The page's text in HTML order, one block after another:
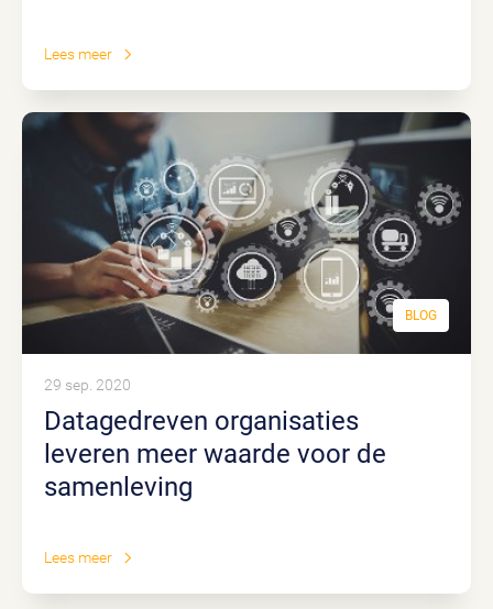
Lees meer
BLOG
Datagedreven organisaties
leveren meer waarde voor de
samenleving
29 sep. 2020
Lees meer